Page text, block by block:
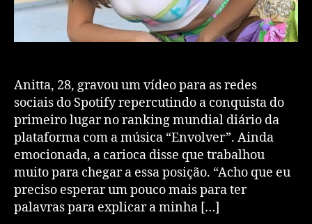
Anitta, 28, gravou um vídeo para as redes
sociais do Spotify repercutindo a conquista do
primeiro lugar no ranking mundial diário da
plataforma com a música “Envolver”. Ainda
emocionada, a carioca disse que trabalhou
muito para chegar a essa posição. “Acho que eu
preciso esperar um pouco mais para ter
palavras para explicar a minha […]